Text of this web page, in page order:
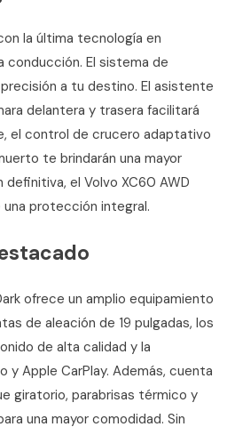
la última tecnología en
conducción. El sistema de
a tu destino. El asistente
delantera y trasera facilitará
el control de crucero adaptativo
te brindarán una mayor
definitiva, el Volvo XC60 AWD
protección integral.
ofrece un amplio equipamiento
de aleación de 19 pulgadas, los
de alta calidad y la
Apple CarPlay. Además, cuenta
giratorio, parabrisas térmico y
una mayor comodidad. Sin